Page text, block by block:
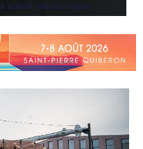
scène électronique